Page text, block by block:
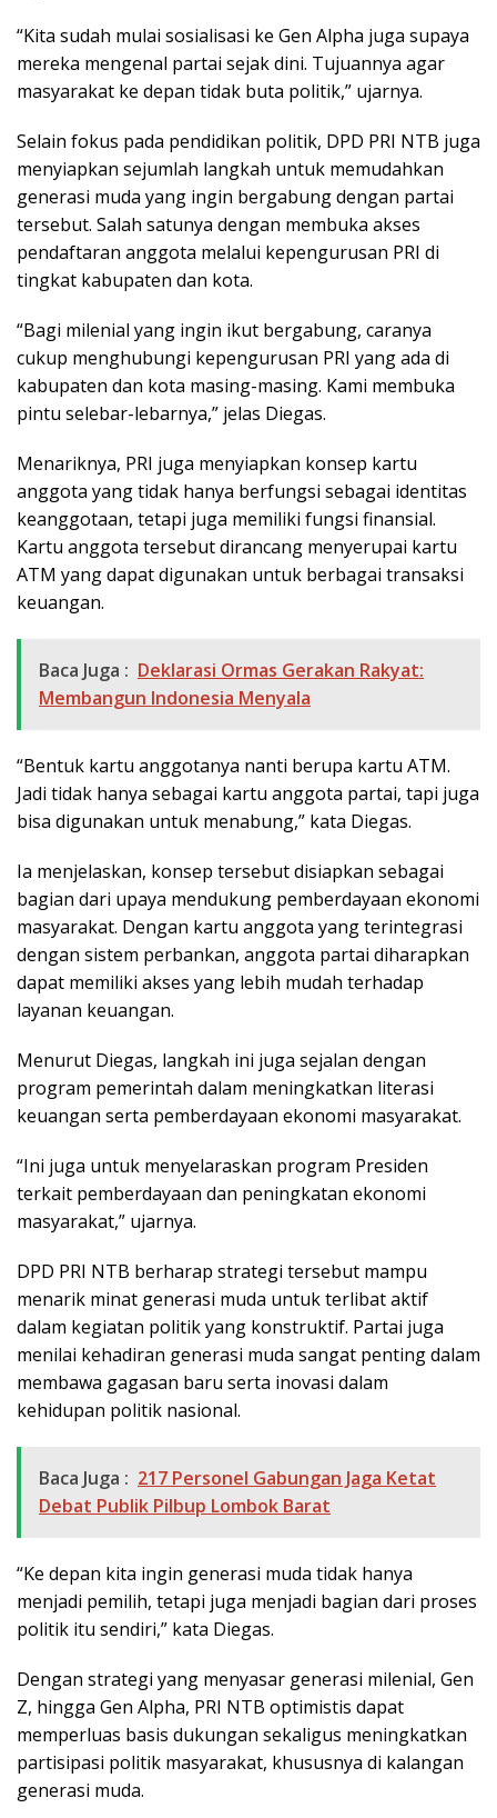
“Kita sudah mulai sosialisasi ke Gen Alpha juga supaya
mereka mengenal partai sejak dini. Tujuannya agar
masyarakat ke depan tidak buta politik,” ujarnya.
Selain fokus pada pendidikan politik, DPD PRI NTB juga
menyiapkan sejumlah langkah untuk memudahkan
generasi muda yang ingin bergabung dengan partai
tersebut. Salah satunya dengan membuka akses
pendaftaran anggota melalui kepengurusan PRI di
tingkat kabupaten dan kota.
“Bagi milenial yang ingin ikut bergabung, caranya
cukup menghubungi kepengurusan PRI yang ada di
kabupaten dan kota masing-masing. Kami membuka
pintu selebar-lebarnya,” jelas Diegas.
Menariknya, PRI juga menyiapkan konsep kartu
anggota yang tidak hanya berfungsi sebagai identitas
keanggotaan, tetapi juga memiliki fungsi finansial.
Kartu anggota tersebut dirancang menyerupai kartu
ATM yang dapat digunakan untuk berbagai transaksi
keuangan.
Baca Juga : Deklarasi Ormas Gerakan Rakyat:
Membangun Indonesia Menyala
“Bentuk kartu anggotanya nanti berupa kartu ATM.
Jadi tidak hanya sebagai kartu anggota partai, tapi juga
bisa digunakan untuk menabung,” kata Diegas.
Ia menjelaskan, konsep tersebut disiapkan sebagai
bagian dari upaya mendukung pemberdayaan ekonomi
masyarakat. Dengan kartu anggota yang terintegrasi
dengan sistem perbankan, anggota partai diharapkan
dapat memiliki akses yang lebih mudah terhadap
layanan keuangan.
Menurut Diegas, langkah ini juga sejalan dengan
program pemerintah dalam meningkatkan literasi
keuangan serta pemberdayaan ekonomi masyarakat.
“Ini juga untuk menyelaraskan program Presiden
terkait pemberdayaan dan peningkatan ekonomi
masyarakat,” ujarnya.
DPD PRI NTB berharap strategi tersebut mampu
menarik minat generasi muda untuk terlibat aktif
dalam kegiatan politik yang konstruktif. Partai juga
menilai kehadiran generasi muda sangat penting dalam
membawa gagasan baru serta inovasi dalam
kehidupan politik nasional.
Baca Juga : 217 Personel Gabungan Jaga Ketat
Debat Publik Pilbup Lombok Barat
“Ke depan kita ingin generasi muda tidak hanya
menjadi pemilih, tetapi juga menjadi bagian dari proses
politik itu sendiri,” kata Diegas.
Dengan strategi yang menyasar generasi milenial, Gen
Z, hingga Gen Alpha, PRI NTB optimistis dapat
memperluas basis dukungan sekaligus meningkatkan
partisipasi politik masyarakat, khususnya di kalangan
generasi muda.